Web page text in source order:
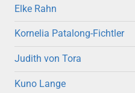
Elke Rahn
Kornelia Patalong-Fichtler
Judith von Tora
Kuno Lange